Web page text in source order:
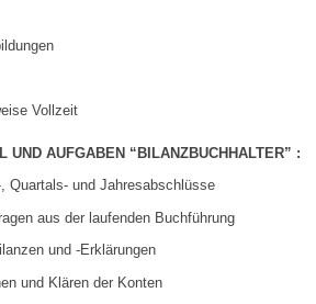
Vollzeit
UND AUFGABEN “BILANZBUCHHALTER” :
Quartals- und Jahresabschlüsse
aus der laufenden Buchführung
und -Erklärungen
und Klären der Konten